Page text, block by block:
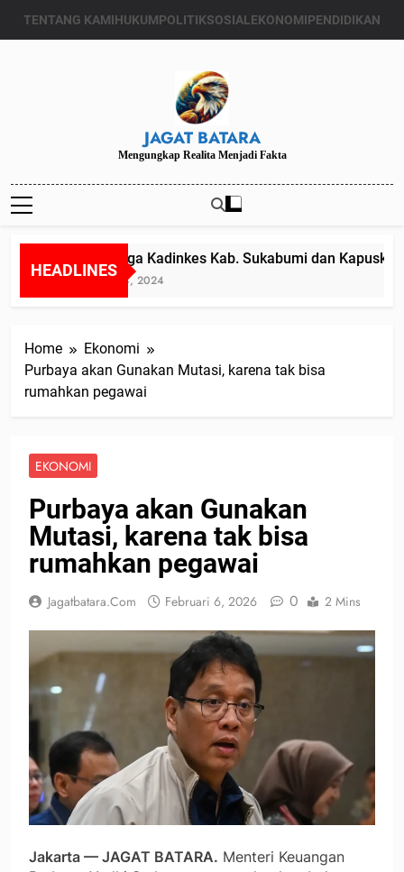
TENTANG KAMIHUKUMPOLITIKSOSIALEKONOMIPENDIDIKAN
JAGAT BATARA
Mengungkap Realita Menjadi Fakta
HEADLINES
Diduga Kadinkes Kab. Sukabumi dan
Juli 24, 2024
Home
Ekonomi
Purbaya akan Gunakan Mutasi, karena tak bisa
rumahkan pegawai
EKONOMI
Purbaya akan Gunakan
Mutasi, karena tak bisa
rumahkan pegawai
Jagatbatara.com Februari 6, 2026 0 2 Mins
Jakarta — JAGAT BATARA. Menteri Keuangan